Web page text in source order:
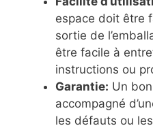
espace doit être
sortie de
être facile à
instructions ou
Garantie: Un
accompagné
les défauts ou